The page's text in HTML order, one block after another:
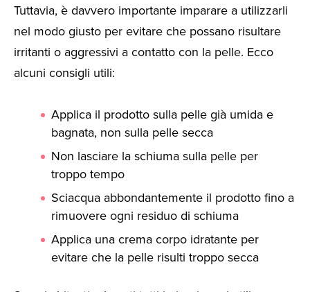
Tuttavia, è davvero importante imparare a utilizzarli
nel modo giusto per evitare che possano risultare
irritanti o aggressivi a contatto con la pelle. Ecco
alcuni consigli utili:
Applica il prodotto sulla pelle già umida e
bagnata, non sulla pelle secca
Non lasciare la schiuma sulla pelle per
troppo tempo
Sciacqua abbondantemente il prodotto fino a
rimuovere ogni residuo di schiuma
Applica una crema corpo idratante per
evitare che la pelle risulti troppo secca